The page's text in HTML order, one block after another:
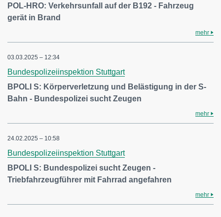
POL-HRO: Verkehrsunfall auf der B192 - Fahrzeug
gerät in Brand
mehr
03.03.2025 – 12:34
Bundespolizeiinspektion Stuttgart
BPOLI S: Körperverletzung und Belästigung in der S-
Bahn - Bundespolizei sucht Zeugen
mehr
24.02.2025 – 10:58
Bundespolizeiinspektion Stuttgart
BPOLI S: Bundespolizei sucht Zeugen -
Triebfahrzeugführer mit Fahrrad angefahren
mehr